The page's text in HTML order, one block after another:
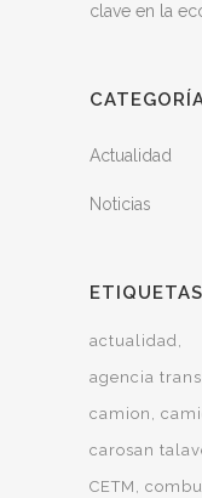
clave en la
Actualidad
Noticias
ETIQUETAS
actualidad
agencia
camion
carosan
CETM